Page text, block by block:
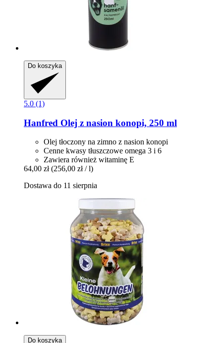
Do koszyka
5.0 (1)
Hanfred Olej z nasion konopi, 250 ml
Olej tłoczony na zimno z nasion konopi
Cenne kwasy tłuszczowe omega 3 i 6
Zawiera również witaminę E
64,00 zł (256,00 zł / l)
Dostawa do 11 sierpnia
Do koszyka